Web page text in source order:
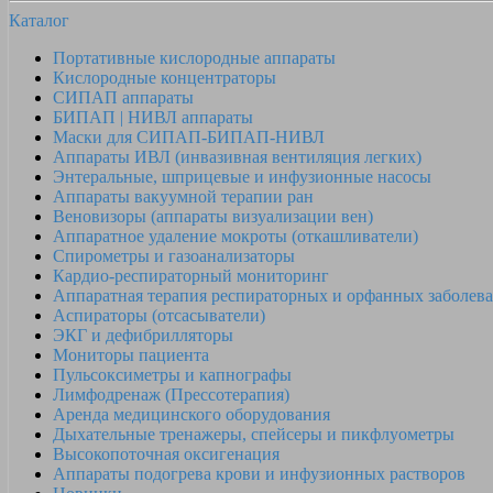
Каталог
Портативные кислородные аппараты
Кислородные концентраторы
СИПАП аппараты
БИПАП | НИВЛ аппараты
Маски для СИПАП-БИПАП-НИВЛ
Аппараты ИВЛ (инвазивная вентиляция легких)
Энтеральные, шприцевые и инфузионные насосы
Аппараты вакуумной терапии ран
Веновизоры (аппараты визуализации вен)
Аппаратное удаление мокроты (откашливатели)
Спирометры и газоанализаторы
Кардио-респираторный мониторинг
Аппаратная терапия респираторных и орфанных
Аспираторы (отсасыватели)
ЭКГ и дефибрилляторы
Мониторы пациента
Пульсоксиметры и капнографы
Лимфодренаж (Прессотерапия)
Аренда медицинского оборудования
Дыхательные тренажеры, спейсеры и пикфлуометры
Высокопоточная оксигенация
Аппараты подогрева крови и инфузионных растворов